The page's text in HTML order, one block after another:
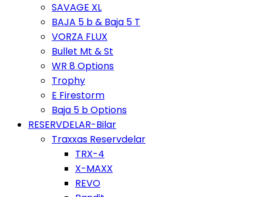
SAVAGE XL
BAJA 5 b & Baja 5 T
VORZA FLUX
Bullet Mt & St
WR 8 Options
Trophy
E Firestorm
Baja 5 b Options
RESERVDELAR-Bilar
Traxxas Reservdelar
TRX-4
X-MAXX
REVO